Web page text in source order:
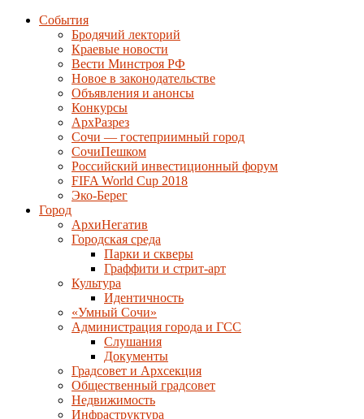
События
Бродячий лекторий
Краевые новости
Вести Минстроя РФ
Новое в законодательстве
Объявления и анонсы
Конкурсы
АрхРазрез
Сочи — гостеприимный город
СочиПешком
Российский инвестиционный форум
FIFA World Cup 2018
Эко-Берег
Город
АрхиНегатив
Городская среда
Парки и скверы
Граффити и стрит-арт
Культура
Идентичность
«Умный Сочи»
Администрация города и ГСС
Слушания
Документы
Градсовет и Архсекция
Общественный градсовет
Недвижимость
Инфраструктура